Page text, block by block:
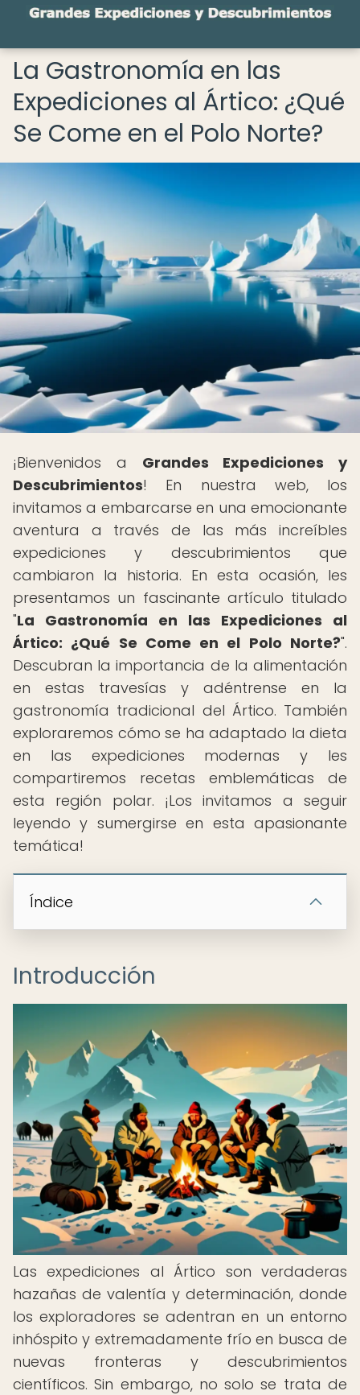
La Gastronomía en las
Expediciones al Ártico: ¿Qué
Se Come en el Polo Norte?
¡Bienvenidos a Grandes Expediciones y
Descubrimientos! En nuestra web, los
invitamos a embarcarse en una emocionante
aventura a través de las más increíbles
expediciones y descubrimientos que
cambiaron la historia. En esta ocasión, les
presentamos un fascinante artículo titulado
"La Gastronomía en las Expediciones al
Ártico: ¿Qué Se Come en el Polo Norte?".
Descubran la importancia de la alimentación
en estas travesías y adéntrense en la
gastronomía tradicional del Ártico. También
exploraremos cómo se ha adaptado la dieta
en las expediciones modernas y les
compartiremos recetas emblemáticas de
esta región polar. ¡Los invitamos a seguir
leyendo y sumergirse en esta apasionante
temática!
Índice
Introducción
Las expediciones al Ártico son verdaderas
hazañas de valentía y determinación, donde
los exploradores se adentran en un entorno
inhóspito y extremadamente frío en busca de
nuevas fronteras y descubrimientos
científicos. Sin embargo, no solo se trata de